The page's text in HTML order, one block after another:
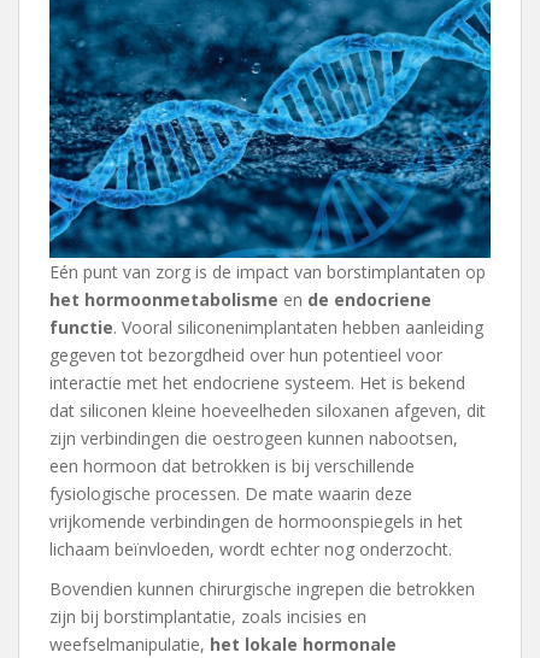
Eén punt van zorg is de impact van borstimplantaten op
het hormoonmetabolisme en de endocriene
functie. Vooral siliconenimplantaten hebben aanleiding
gegeven tot bezorgdheid over hun potentieel voor
interactie met het endocriene systeem. Het is bekend
dat siliconen kleine hoeveelheden siloxanen afgeven, dit
zijn verbindingen die oestrogeen kunnen nabootsen,
een hormoon dat betrokken is bij verschillende
fysiologische processen. De mate waarin deze
vrijkomende verbindingen de hormoonspiegels in het
lichaam beïnvloeden, wordt echter nog onderzocht.
Bovendien kunnen chirurgische ingrepen die betrokken
zijn bij borstimplantatie, zoals incisies en
weefselmanipulatie, het lokale hormonale